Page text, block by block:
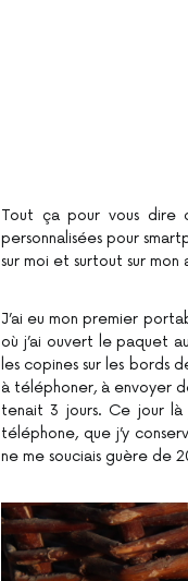
Tout ça pour vous dire
personnalisées pour
sur moi et surtout sur
J’ai eu mon premier
où j’ai ouvert le paquet
les copines sur les bords
à téléphoner, à envoyer
tenait 3 jours. Ce jour là
téléphone, que j’y
ne me souciais guère de